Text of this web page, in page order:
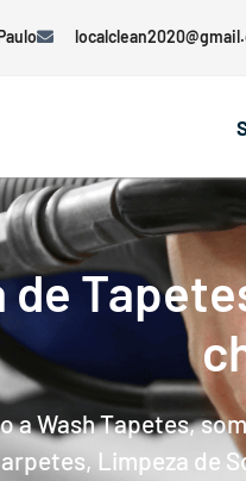
de
a Wash Tapetes,
Limpeza de